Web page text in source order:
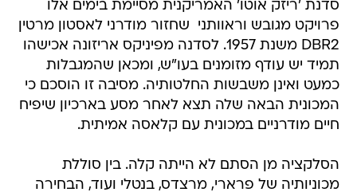
DBR2 משנת 1957. לסדנה מפיניקס אריזונה אכישהו
תמיד יש עודף מזומנים בעו"ש, ומכאן שהמגבלות
כמעט ואינן משבשות החלטותיה. מסיבה זו הוסכם כי
המכונית הבאה שלה תצא לאחר מסע בארכיון שיפיח
חיים מודרניים במכונית עם קלאסה אמיתית.
הסלקציה מן הסתם לא הייתה קלה. בין סוללת
מאתגרת לא פחות מהתחלת העבודה. לבסוף הוכרע
כי מכונית המירוץ הבריטית של אסטון מרטין היא